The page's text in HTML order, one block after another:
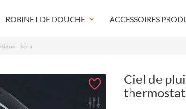
ROBINET DE DOUCHE keyboard_arrow_down ACCESSOIRES
– Seca
Ciel de